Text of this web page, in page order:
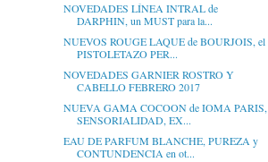
NOVEDADES LÍNEA INTRAL de
DARPHIN, un MUST para la...
NUEVOS ROUGE LAQUE de BOURJOIS, el
PISTOLETAZO PER...
NOVEDADES GARNIER ROSTRO Y
CABELLO FEBRERO 2017
NUEVA GAMA COCOON de IOMA PARIS,
SENSORIALIDAD, EX...
EAU DE PARFUM BLANCHE, PUREZA y
CONTUNDENCIA en ot...